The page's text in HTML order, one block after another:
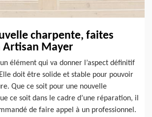
charpente, faites
Artisan Mayer
élément qui va donner l’aspect définitif
doit être solide et stable pour pouvoir
Que ce soit pour une nouvelle
ce soit dans le cadre d’une réparation, il
de faire appel à un professionnel.